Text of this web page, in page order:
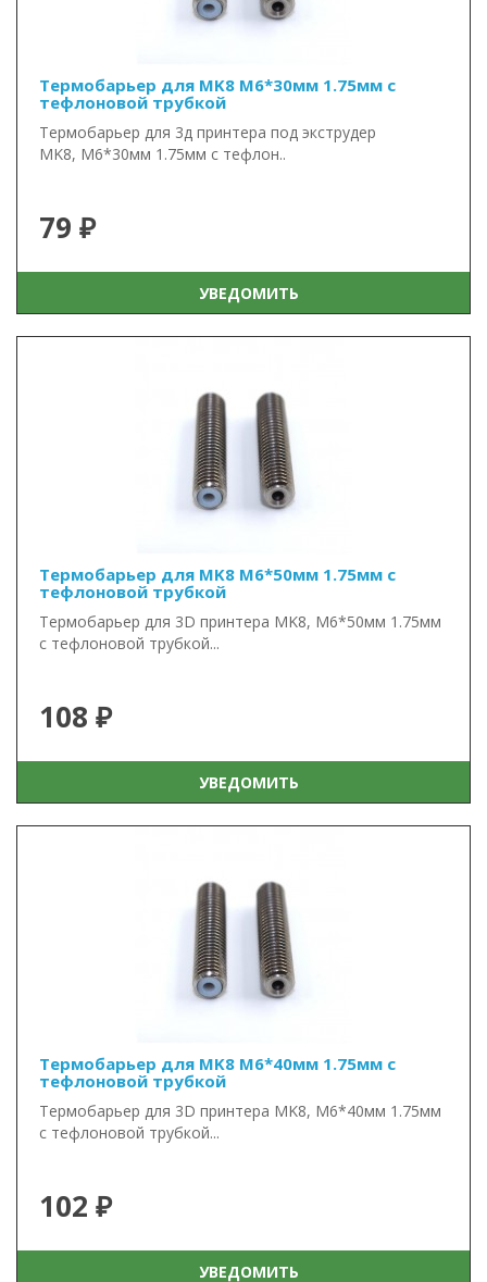
Термобарьер для MK8 М6*30мм 1.75мм с
тефлоновой трубкой
Термобарьер для 3д принтера под экструдер
MK8, М6*30мм 1.75мм с тефлон..
79 ₽
УВЕДОМИТЬ
Термобарьер для MK8 М6*50мм 1.75мм с
тефлоновой трубкой
Термобарьер для 3D принтера MK8, М6*50мм 1.75мм
с тефлоновой трубкой...
108 ₽
УВЕДОМИТЬ
Термобарьер для MK8 М6*40мм 1.75мм с
тефлоновой трубкой
Термобарьер для 3D принтера MK8, М6*40мм 1.75мм
с тефлоновой трубкой...
102 ₽
УВЕДОМИТЬ